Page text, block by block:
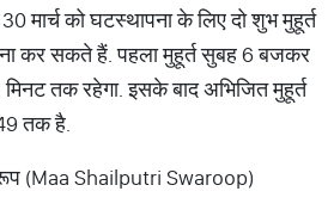
मार्च को घटस्थापना के लिए दो शुभ मुहूर्त
कर सकते हैं. पहला मुहूर्त सुबह 6 बजकर
तक रहेगा. इसके बाद अभिजित मुहूर्त
तक है.
(Maa Shailputri Swaroop)